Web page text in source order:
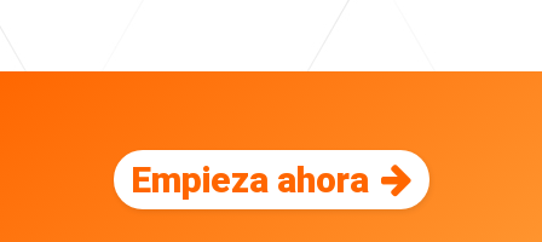
Empieza ahora